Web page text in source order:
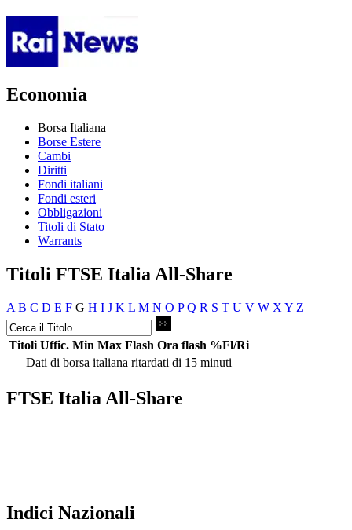
Economia
Borsa Italiana
Borse Estere
Cambi
Diritti
Fondi italiani
Fondi esteri
Obbligazioni
Titoli di Stato
Warrants
Titoli FTSE Italia All-Share
A B C D E F G H I J K L M N O P Q R S T U V W X Y Z
Titoli Uffic. Min Max Flash Ora flash %Fl/Ri
Dati di borsa italiana ritardati di 15 minuti
FTSE Italia All-Share
Indici Nazionali